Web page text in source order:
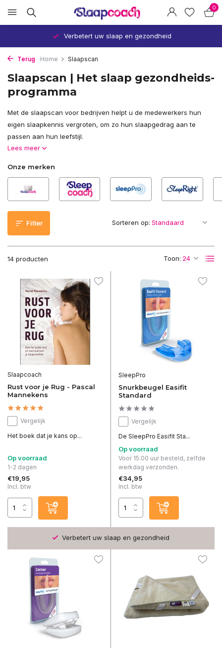
0
Verbetert uw slaap en gezondheid
Terug Home Slaapscan
Slaapscan | Het slaap gezondheids-
programma
Met de slaapscan voor bedrijven helpt u de medewerkers hun
eigen slaapkennis vergroten, om zo hun slaapgedrag aan te
passen aan hun leefstijl.
Lees meer
Onze merken
Filter
14 producten Toon:
Sorteren op:
Slaapcoach
Rust voor je Rug - Pascal
Mannekens
Vergelijk
Het boek dat je kans op...
Op voorraad
1-2 dagen
€19,95
Incl. btw
SleepPro
Snurkbeugel Easifit
Standard
Vergelijk
De SleepPro Easifit Sta...
Op voorraad
Voor 15:00 uur besteld, zelfde
werkdag verzonden.
€34,95
Incl. btw
Verbetert uw slaap en gezondheid